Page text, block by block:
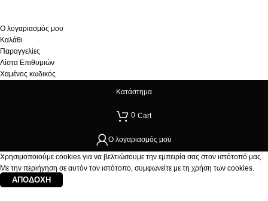
Ο λογαριασμός μου
Καλάθι
Παραγγελίες
Λίστα Επιθυμιών
Χαμένος κωδικός
Κατάστημα
0 Cart
Ο λογαριασμός μου
Χρησιμοποιούμε cookies για να βελτιώσουμε την εμπειρία σας στον ιστότοπό μας.
Με την περιήγηση σε αυτόν τον ιστότοπο, συμφωνείτε με τη χρήση των cookies.
ΑΠΟΔΟΧΉ